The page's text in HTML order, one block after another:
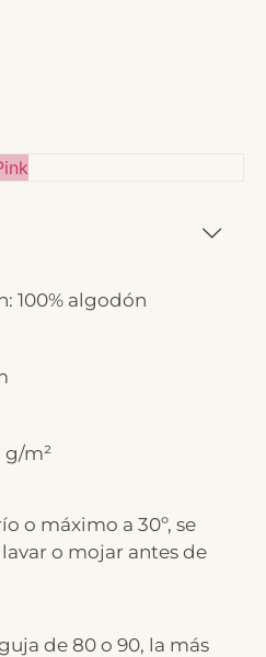
100% algodón
g/m²
o máximo a 30º, se
o mojar antes de
de 80 o 90, la más